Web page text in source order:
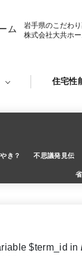
ム
岩手県のこだわ
株式会社大共ホ
住宅性
き？ 不思議発見伝
$term_id in